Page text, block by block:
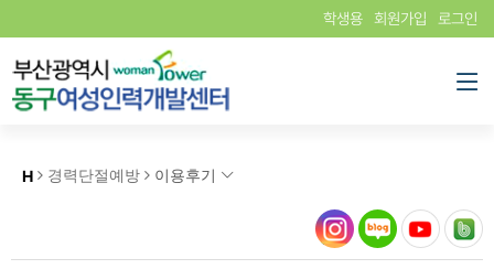
학생용 회원가입 로그인
H 경력단절예방 이용후기